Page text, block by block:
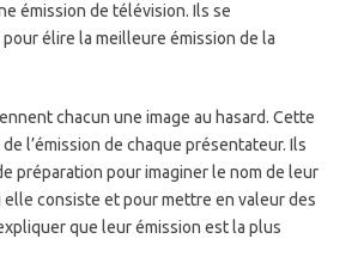
émission de télévision. Ils se
élire la meilleure émission de la
chacun une image au hasard. Cette
l’émission de chaque présentateur. Ils
préparation pour imaginer le nom de leur
elle consiste et pour mettre en valeur des
que leur émission est la plus